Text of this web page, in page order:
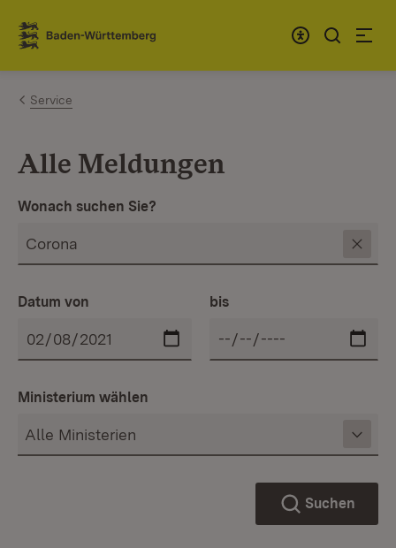
Zum Inhalt springen
Link zur Startseite
Service
Alle Meldungen
Wonach suchen Sie?
Datum von bis
Ministerium wählen
Suchen